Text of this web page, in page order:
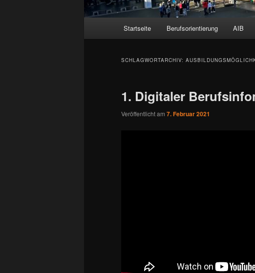
Startseite Berufsorientierung AIB
SCHLAGWORTARCHIV:
1. Digitaler
Veröffentlicht am 7. Februar 2021